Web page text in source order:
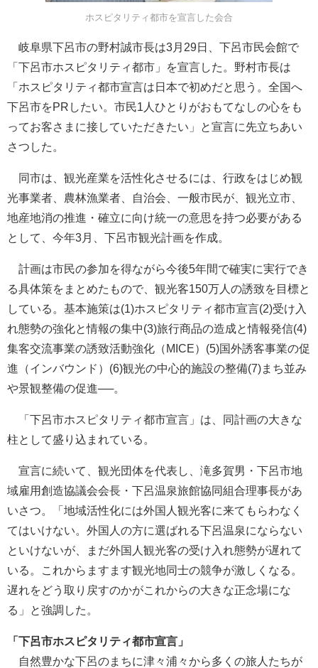
ホスピタリティ都市を宣言した会合
岐阜県下呂市の野村誠市長は3月29日、下呂市民会館で
「下呂市ホスピタリティ都市」を宣言した。野村市長は
「ホスピタリティ都市宣言は日本で初めだと思う。全国へ
下呂市をPRしたい。市民1人ひとりがおもてなしの心をも
ってお客さまに接していただきたい」と宣言に先立ちあい
さつした。
同市は、観光産業を活性化させるには、行政をはじめ観
光事業者、農林漁業者、自治会、一般市民が、観光立市、
地産地消の推進・確立に向け統一の意思を持つ必要がある
として、今年3月、下呂市観光計画を作成。
計画は市民の参加を得ながら今後5年間で確実に実行でき
る具体策をまとめたもので、観光客150万人の誘致を目標と
している。基本施策は(1)ホスピタリティ都市宣言(2)受け入
れ態勢の強化と情報の集中(3)旅行商品の造成と情報発信(4)
集客交流事業の誘致活動強化（MICE）(5)国外誘客事業の促
進（インバウンド）(6)観光の中心的施設の整備(7)まち並み
や景観整備の促進──。
「下呂市ホスピタリティ都市宣言」は、同計画の大きな
柱として盛り込まれている。
宣言に続いて、観光団体を代表し、滝多賀男・下呂市地
域雇用創造協議会会長・下呂温泉旅館協同組合理事長があ
いさつ。「地域活性化には外国人観光客に来てもらわなく
てはいけない。外国人の方に選ばれる下呂温泉にならない
といけないが、まだ外国人観光客の受け入れ態勢が遅れて
いる。これからますます観光地同士の競争が激しくなる。
遅れをどう取り戻すのかがこれからの大きな正念場にな
る」と強調した。
「下呂市ホスピタリティ都市宣言」
自然豊かな下呂のまちに津々浦々から多くの旅人たちが